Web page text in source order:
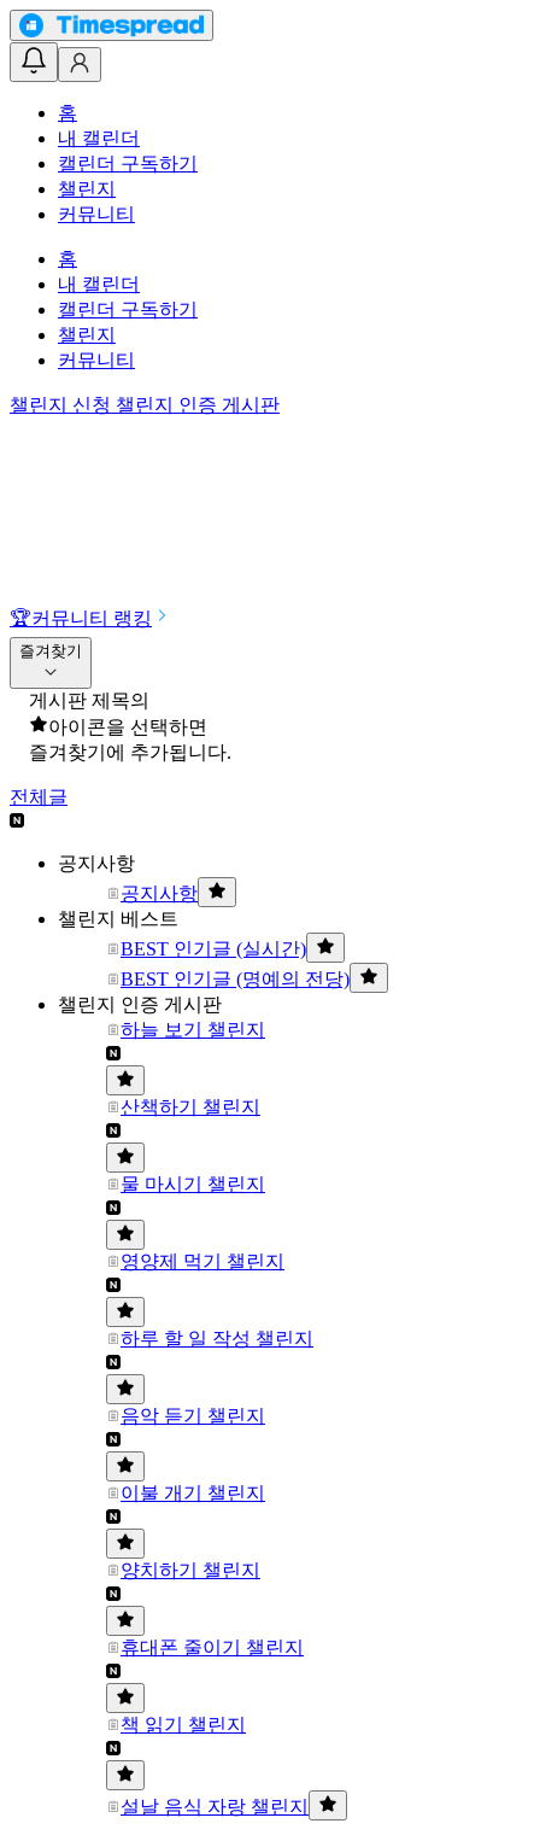
홈
내 캘린더
캘린더 구독하기
챌린지
커뮤니티
홈
내 캘린더
캘린더 구독하기
챌린지
커뮤니티
챌린지 신청 챌린지 인증 게시판
🏆커뮤니티 랭킹
즐겨찾기
게시판 제목의
아이콘을 선택하면
즐겨찾기에 추가됩니다.
전체글
공지사항
공지사항
챌린지 베스트
BEST 인기글 (실시간)
BEST 인기글 (명예의 전당)
챌린지 인증 게시판
하늘 보기 챌린지
산책하기 챌린지
물 마시기 챌린지
영양제 먹기 챌린지
하루 할 일 작성 챌린지
음악 듣기 챌린지
이불 개기 챌린지
양치하기 챌린지
휴대폰 줄이기 챌린지
책 읽기 챌린지
설날 음식 자랑 챌린지